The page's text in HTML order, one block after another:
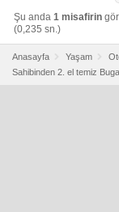
Şu anda 1 misafirin
(0,235 sn.)
Anasayfa Yaşam
Sahibinden 2. el temiz